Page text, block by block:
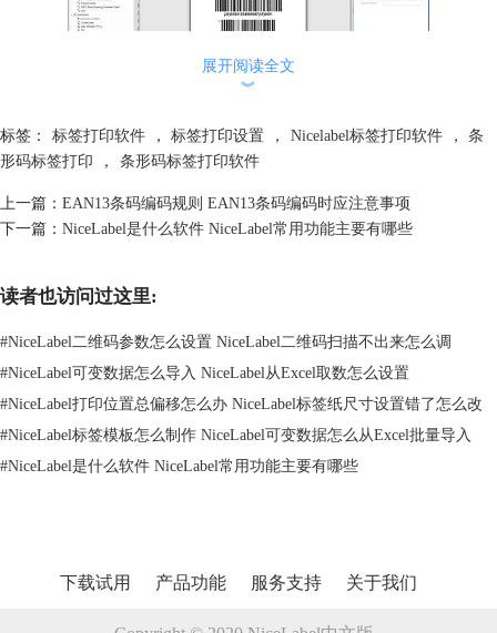
NiceLabel不仅在标签设计方面娴熟，它在表格编辑上也相当强大。这对
那些需要大量生成标签的场景尤其有价值。表格编辑功能同样也是在
NiceLabel的设计界面里完成的。
先找到“添加表格”或“编辑表格”的按钮，点一下就能进入表格编辑模式。
但这还不是全部，表格里的单元格也能添加不同的元素，比如文本、条形
搞定大量工作。当然，设计方面也不会受限，你可以调整单元格大小、改
变文字的对齐方式，或者设置个性化的边框样式。
总之，NiceLabel在表格编辑方面也给了你大量的自由和灵活性，让你能
轻易地应对各种批量生成标签的需求。
搞定标签和表格设计后，接下来就是NiceLabel的打印环节了。操作超简
展开阅读全文
︾
标签： 标签打印软件 ， 标签打印设置 ， Nicelabel标签打印软件 ，
条
形码标签打印
， 条形码标签打印软件
上一篇： EAN13条码编码规则 EAN13条码编码时应注意事项
下一篇： NiceLabel是什么软件 NiceLabel常用功能主要有哪些
读者也访问过这里:
#NiceLabel二维码参数怎么设置 NiceLabel二维码扫描不出来怎么调
#NiceLabel可变数据怎么导入 NiceLabel从Excel取数怎么设置
#NiceLabel打印位置总偏移怎么办 NiceLabel标签纸尺寸设置错了怎么改
#NiceLabel标签模板怎么制作 NiceLabel可变数据怎么从Excel批量导入
#NiceLabel是什么软件 NiceLabel常用功能主要有哪些
下载试用 产品功能 服务支持 关于我们